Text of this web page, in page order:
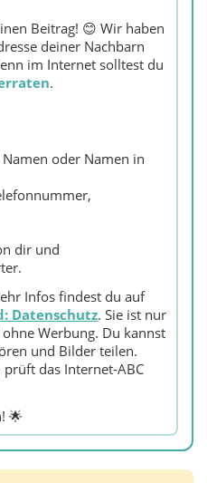
Beitrag! 😊 Wir haben
deiner Nachbarn
im Internet solltest du
.
oder Namen in
dir und
Infos findest du auf
Datenschutz. Sie ist nur
Werbung. Du kannst
und Bilder teilen.
das Internet‑ABC
🌟